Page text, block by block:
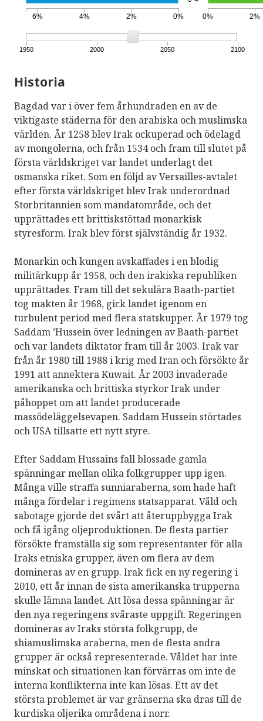
0%
2%
4%
6% 0% 2%
1950 2000 2050 2100
Historia
Bagdad var i över fem århundraden en av de
viktigaste städerna för den arabiska och muslimska
världen. År 1258 blev Irak ockuperad och ödelagd
av mongolerna, och från 1534 och fram till slutet på
första världskriget var landet underlagt det
osmanska riket. Som en följd av Versailles-avtalet
efter första världskriget blev Irak underordnad
Storbritannien som mandatområde, och det
upprättades ett brittiskstöttad monarkisk
styresform. Irak blev först självständig år 1932.
Monarkin och kungen avskaffades i en blodig
militärkupp år 1958, och den irakiska republiken
upprättades. Fram till det sekulära Baath-partiet
tog makten år 1968, gick landet igenom en
turbulent period med flera statskupper. År 1979 tog
Saddam ’Hussein över ledningen av Baath-partiet
och var landets diktator fram till år 2003. Irak var
från år 1980 till 1988 i krig med Iran och försökte år
1991 att annektera Kuwait. År 2003 invaderade
amerikanska och brittiska styrkor Irak under
påhoppet om att landet producerade
massödeläggelsevapen. Saddam Hussein störtades
och USA tillsatte ett nytt styre.
Efter Saddam Hussains fall blossade gamla
spänningar mellan olika folkgrupper upp igen.
Många ville straffa sunniaraberna, som hade haft
många fördelar i regimens statsapparat. Våld och
sabotage gjorde det svårt att återuppbygga Irak
och få igång oljeproduktionen. De flesta partier
försökte framställa sig som representanter för alla
Iraks etniska grupper, även om flera av dem
domineras av en grupp. Irak fick en ny regering i
2010, ett år innan de sista amerikanska trupperna
skulle lämna landet. Att lösa dessa spänningar är
den nya regeringens svåraste uppgift. Regeringen
domineras av Iraks största folkgrupp, de
shiamuslimska araberna, men de flesta andra
grupper är också representerade. Våldet har inte
minskat och situationen kan förvärras om inte de
interna konflikterna inte kan lösas. Ett av det
största problemet är var gränserna ska dras till de
kurdiska oljerika områdena i norr.